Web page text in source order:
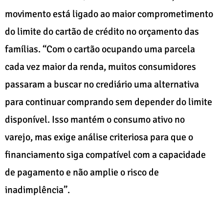
movimento está ligado ao maior comprometimento
do limite do cartão de crédito no orçamento das
famílias. “Com o cartão ocupando uma parcela
cada vez maior da renda, muitos consumidores
passaram a buscar no crediário uma alternativa
para continuar comprando sem depender do limite
disponível. Isso mantém o consumo ativo no
varejo, mas exige análise criteriosa para que o
financiamento siga compatível com a capacidade
de pagamento e não amplie o risco de
inadimplência”.